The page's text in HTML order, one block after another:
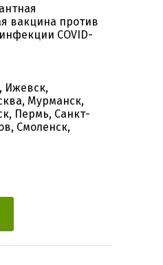
вакцина против
СOVID-
Ижевск,
Мурманск,
Пермь, Санкт-
Смоленск,